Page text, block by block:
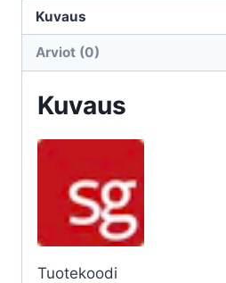
ECHO
S
MU
määrä
Kuvaus
Arviot (0)
Kuvaus
Tuotekoodi